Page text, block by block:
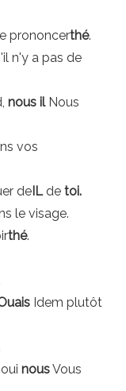
prononcerthé.
n'y a pas de
nous ilNous
vos
deILde toi.
le visage.
thé.
Idem plutôt
nousVous